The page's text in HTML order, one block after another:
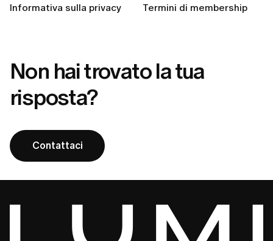
Informativa sulla privacy Termini di membership
Devo pagare le spese di spedizione per il reso?
Non hai trovato la tua
risposta?
Contattaci